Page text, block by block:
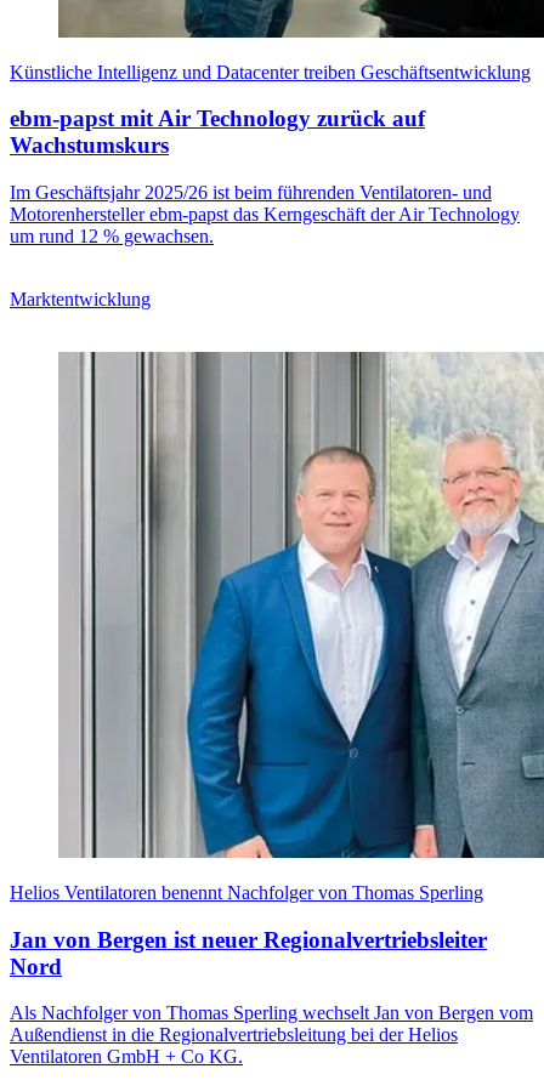
Künstliche Intelligenz und Datacenter treiben Geschäftsentwicklung
ebm-papst mit Air Technology zurück auf
Wachstumskurs
Im Geschäftsjahr 2025/26 ist beim führenden Ventilatoren- und
Motorenhersteller ebm-papst das Kerngeschäft der Air Technology
um rund 12 % gewachsen.
Marktentwicklung
Helios Ventilatoren benennt Nachfolger von Thomas Sperling
Jan von Bergen ist neuer Regionalvertriebsleiter
Nord
Als Nachfolger von Thomas Sperling wechselt Jan von Bergen vom
Außendienst in die Regionalvertriebsleitung bei der Helios
Ventilatoren GmbH + Co KG.